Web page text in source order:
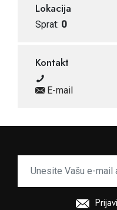
Lokacija
Sprat: 0
Kontakt
E-mail